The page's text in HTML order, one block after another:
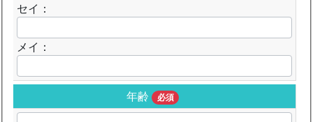
セイ：
メイ：
年齢 必須